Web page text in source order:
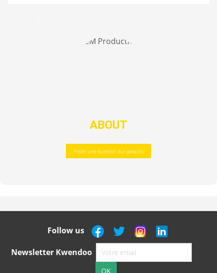
ABOUT
Poser une question aux gadzars
Follow us
Newsletter Kwendoo